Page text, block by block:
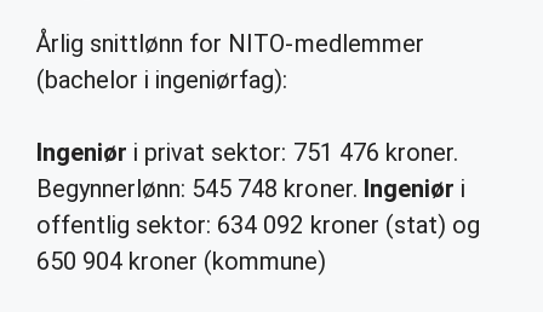
Årlig snittlønn for NITO-medlemmer
(bachelor i ingeniørfag):
Ingeniør i privat sektor: 751 476 kroner.
Begynnerlønn: 545 748 kroner. Ingeniør i
offentlig sektor: 634 092 kroner (stat) og
650 904 kroner (kommune)